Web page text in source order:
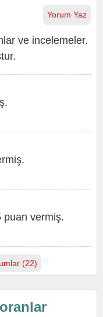
Yorum Yaz
ve incelemeler.
puan vermiş.
(22)